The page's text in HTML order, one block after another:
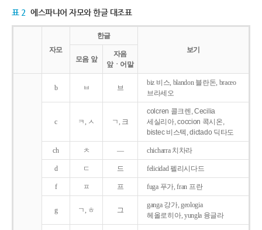
표 2 에스파냐어 자모와 한글 대조표
자모
한글
보기
모음 앞
자음
앞ㆍ어말
b ㅂ 브
biz 비스, blandon 블란돈, braceo
브라세오
c ㅋ, ㅅ ㄱ, 크
colcren 콜크렌, Cecilia
세실리아, coccion 콕시온,
bistec 비스텍, dictado 딕타도
ch ㅊ ― chicharra 치차라
d ㄷ 드 felicidad 펠리시다드
f ㅍ 프 fuga 푸가, fran 프란
g ㄱ, ㅎ 그
ganga 강가, geologia
헤올로히아, yungla 융글라